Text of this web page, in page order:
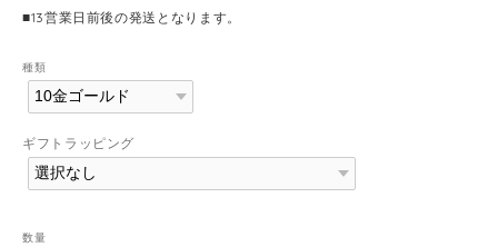
■13営業日前後の発送となります。
種類
ギフトラッピング
数量